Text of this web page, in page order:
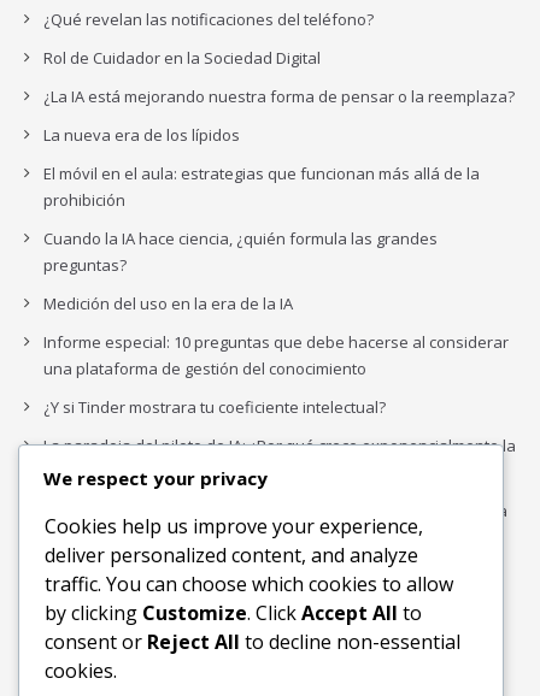
¿Qué revelan las notificaciones del teléfono?
Rol de Cuidador en la Sociedad Digital
¿La IA está mejorando nuestra forma de pensar o la reemplaza?
La nueva era de los lípidos
El móvil en el aula: estrategias que funcionan más allá de la
prohibición
Cuando la IA hace ciencia, ¿quién formula las grandes
preguntas?
Medición del uso en la era de la IA
Informe especial: 10 preguntas que debe hacerse al considerar
una plataforma de gestión del conocimiento
¿Y si Tinder mostrara tu coeficiente intelectual?
La paradoja del piloto de IA: ¿Por qué crece exponencialmente la
complejidad de la IA empresarial?
Los organigramas de marketing se crearon para los canales. La
IA acaba de dejarlos obsoletos.
Buscar
Buscar
We respect your privacy
Cookies help us improve your experience,
deliver personalized content, and analyze
traffic. You can choose which cookies to allow
by clicking Customize. ClickAccept All to
consent or Reject All to decline non-essential
cookies.